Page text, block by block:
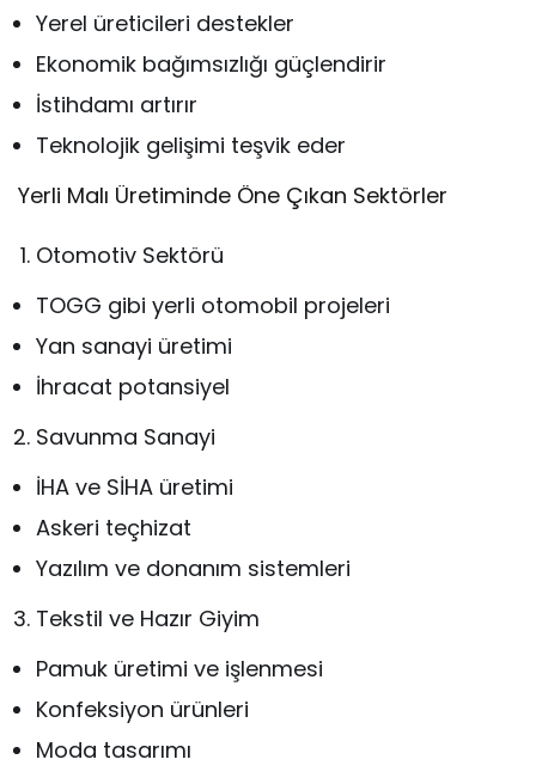
Yerel üreticileri destekler
Ekonomik bağımsızlığı güçlendirir
İstihdamı artırır
Teknolojik gelişimi teşvik eder
Yerli Malı Üretiminde Öne Çıkan Sektörler
Otomotiv Sektörü
TOGG gibi yerli otomobil projeleri
Yan sanayi üretimi
İhracat potansiyel
Savunma Sanayi
İHA ve SİHA üretimi
Askeri teçhizat
Yazılım ve donanım sistemleri
Tekstil ve Hazır Giyim
Pamuk üretimi ve işlenmesi
Konfeksiyon ürünleri
Moda tasarımı